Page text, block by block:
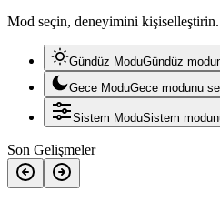
Mod seçin, deneyimini kişiselleştirin.
Gündüz ModuGündüz
Gece ModuGece modunu
Sistem ModuSistem
Son Gelişmeler